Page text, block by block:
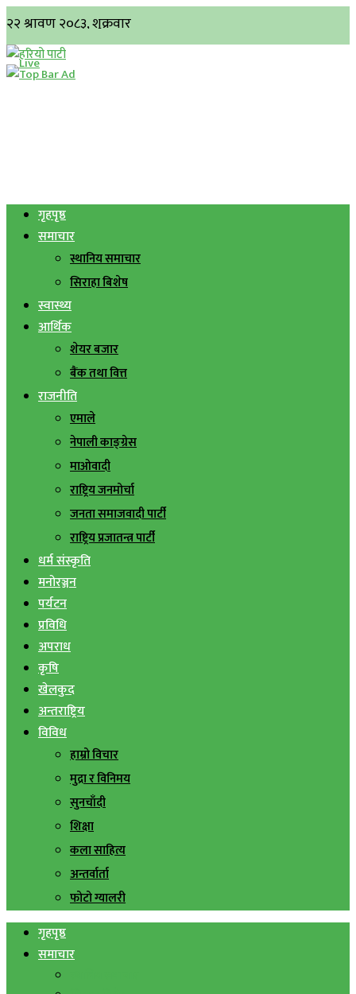
गृहपृष्ठ
समाचार
स्थानिय समाचार
सिराहा बिशेष
स्वास्थ्य
आर्थिक
शेयर बजार
बैंक तथा वित्त
राजनीति
एमाले
नेपाली काङ्ग्रेस
माओवादी
राष्ट्रिय जनमोर्चा
जनता समाजवादी पार्टी
राष्ट्रिय प्रजातन्त्र पार्टी
धर्म संस्कृति
मनोरञ्जन
पर्यटन
प्रविधि
अपराध
कृषि
खेलकुद
अन्तराष्ट्रिय
विविध
हाम्रो विचार
मुद्रा र विनिमय
सुनचाँदी
शिक्षा
कला साहित्य
अन्तर्वार्ता
फोटो ग्यालरी
गृहपृष्ठ
समाचार